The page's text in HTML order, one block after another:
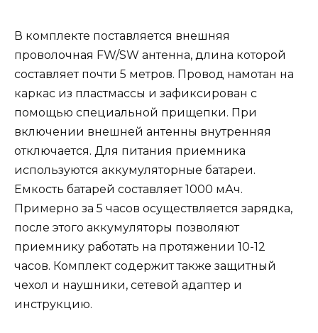
В комплекте поставляется внешняя
проволочная FW/SW антенна, длина которой
составляет почти 5 метров. Провод намотан на
каркас из пластмассы и зафиксирован с
помощью специальной прищепки. При
включении внешней антенны внутренняя
отключается. Для питания приемника
используются аккумуляторные батареи.
Емкость батарей составляет 1000 мАч.
Примерно за 5 часов осуществляется зарядка,
после этого аккумуляторы позволяют
приемнику работать на протяжении 10-12
часов. Комплект содержит также защитный
чехол и наушники, сетевой адаптер и
инструкцию.